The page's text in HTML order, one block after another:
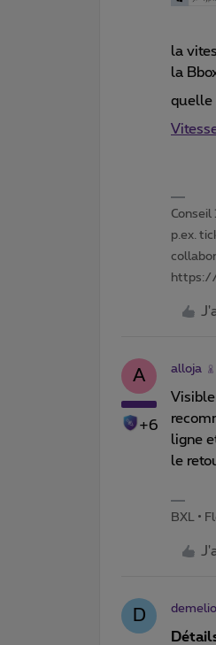
la
la
quelle
p.ex.
A
+6
alloja
ligne
le
BXL •
D demelio